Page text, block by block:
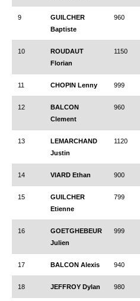
Les infos
9
GUILCHER
Baptiste
960
10
ROUDAUT
Florian
1150
11 CHOPIN Lenny 999
12
BALCON
Clement
960
13
LEMARCHAND
Justin
1120
14 VIARD Ethan 900
15
GUILCHER
Etienne
799
16
GOETGHEBEUR
Julien
999
17 BALCON Alexis 940
18 JEFFROY Dylan 980